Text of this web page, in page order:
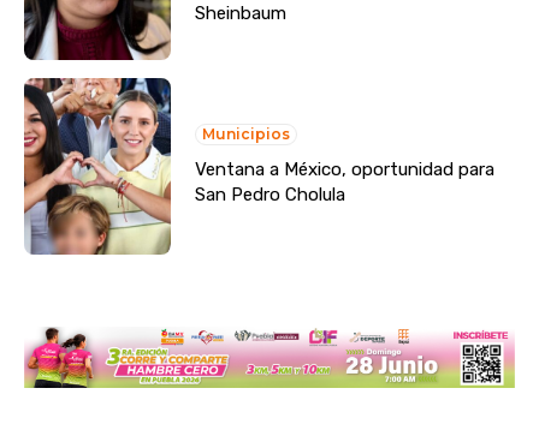
Sheinbaum
Municipios
Ventana a México, oportunidad para
San Pedro Cholula